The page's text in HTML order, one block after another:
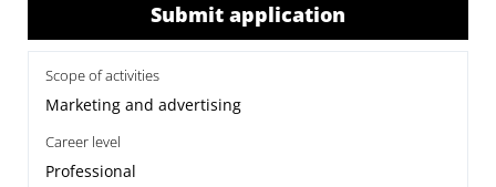
Submit application
Scope of activities
Marketing and advertising
Career level
Professional